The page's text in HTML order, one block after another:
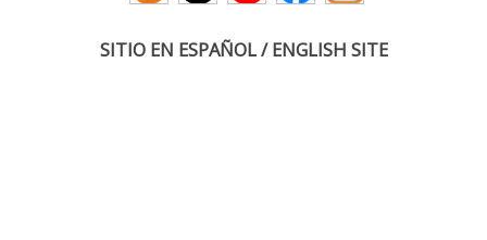
SITIO EN ESPAÑOL / ENGLISH SITE